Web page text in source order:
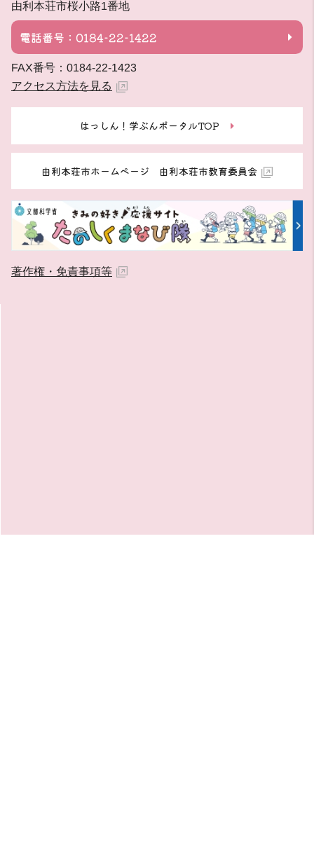
由利本荘市桜小路1番地
電話番号：0184-22-1422
FAX番号：0184-22-1423
アクセス方法を見る
はっしん！学ぶんポータルTOP
由利本荘市ホームページ 由利本荘市教育委員会
著作権・免責事項等